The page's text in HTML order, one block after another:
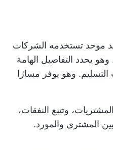
موحد تستخدمه الشركات
يحدد التفاصيل الهامة
التسليم. وهو يوفر مسارًا
وتتبع النفقات،
المشتري والمورد.